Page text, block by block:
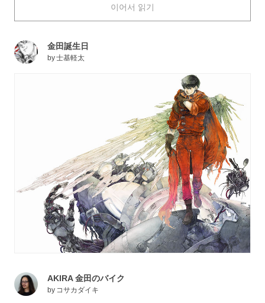
京」を舞台に、暴走族のヘッド・金田正太郎とその幼馴
染・島鉄雄のふたりを主軸に世界の根幹を揺るがす事件
デザインのアイテムやインパクトのある演出は先進的
で、今も数多くの根強いファンに愛されています。
本日は、『AKIRA』のファンアートをお届けします。
実写版映画が2021年にアメリカで公開されるのにも注
目ですね！ それではご覧ください。
이어서 읽기
金田誕生日
by士基軽太
AKIRA 金田のバイク
by コサカダイキ